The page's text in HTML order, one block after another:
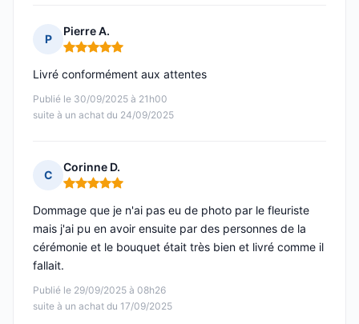
P
Pierre A.
Note : 5 sur 5
Publié le 30/09/2025 à 21h00
suite à un achat du 24/09/2025
Livré conformément aux attentes
C
Corinne D.
Note : 5 sur 5
Publié le 29/09/2025 à 08h26
suite à un achat du 17/09/2025
Dommage que je n'ai pas eu de photo par le fleuriste
mais j'ai pu en avoir ensuite par des personnes de la
cérémonie et le bouquet était très bien et livré comme il
fallait.